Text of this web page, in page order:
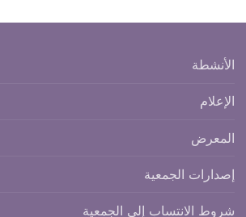
الأنشطة
الإعلام
المعرض
إصدارات الجمعية
شروط الانتساب إلى الجمعية